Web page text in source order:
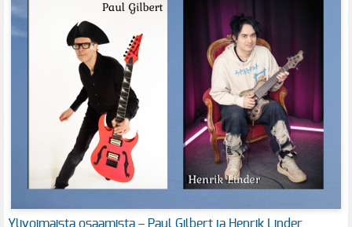
Ylivoimaista osaamista – Paul Gilbert ja Henrik Linder